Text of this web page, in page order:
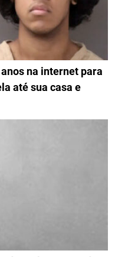
na internet para
até sua casa e